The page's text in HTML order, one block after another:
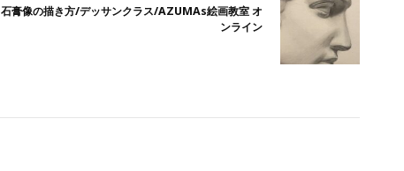
石膏像の描き方/デッサンクラス/AZUMAs絵画教室 オ
ンライン